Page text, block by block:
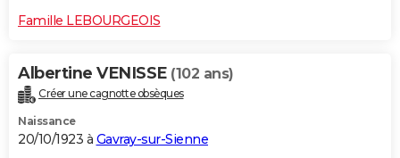
Famille LEBOURGEOIS
Albertine VENISSE (102 ans)
Créer une cagnotte obsèques
Naissance
20/10/1923 à Gavray-sur-Sienne